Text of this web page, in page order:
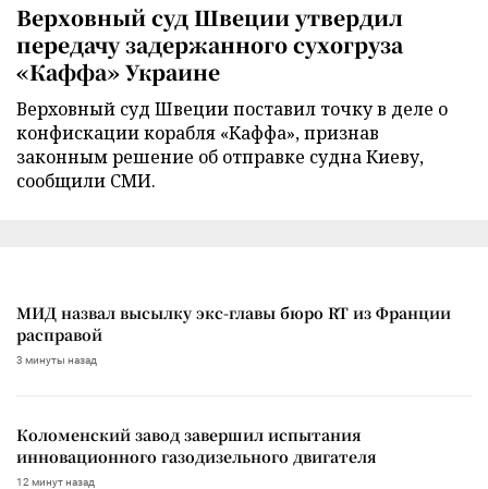
Верховный суд Швеции утвердил
передачу задержанного сухогруза
«Каффа» Украине
Верховный суд Швеции поставил точку в деле о
конфискации корабля «Каффа», признав
законным решение об отправке судна Киеву,
сообщили СМИ.
МИД назвал высылку экс-главы бюро RT из Франции
расправой
3 минуты назад
Коломенский завод завершил испытания
инновационного газодизельного двигателя
12 минут назад